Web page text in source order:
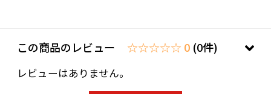
この商品のレビュー ☆☆☆☆☆ 0 (0件)
レビューはありません。